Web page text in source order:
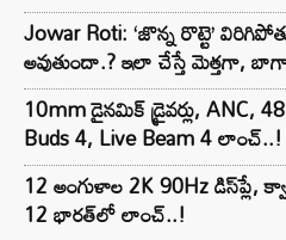
Jowar Roti: ‘జొన్న రొట్టె’
అవుతుందా.? ఇలా చేస్తే మెత్తగా,
10mm డైనమిక్ డ్రైవర్లు, ANC,
Buds 4, Live Beam 4 లాంచ్..!
12 అంగుళాల 2K 90Hz డిస్‌ప్లే,
12 భారత్‌లో లాంచ్..!